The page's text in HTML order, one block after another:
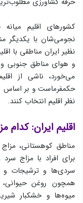
كشورهای اقلیم
نجومی‌شان با یكدیگر
نظیر ایران مناطقی با
و هوای مناطق جنوبی
می‌خورد، ناشی از
حكمفرماست و بر اساس
نظر اقلیم انتخاب كنند.
اقلیم ایران: كدام
مناطق كوهستانی،
برای افراد با مزاج
سردی‌ها و ترشیجات و
همچون روغن
میوه‌ها و خشكبار